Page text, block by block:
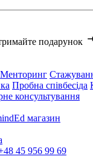
подарунок
Менторинг
Пробна співбесіда
консультування
магазин
45 956 99 69